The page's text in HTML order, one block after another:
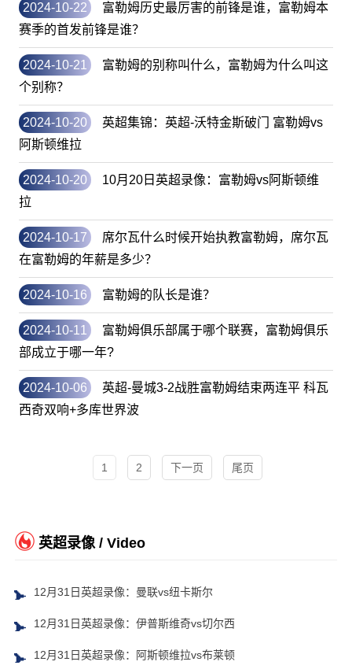
2024-10-22
富勒姆历史最厉害的前锋是谁，富勒姆本
赛季的首发前锋是谁？
2024-10-21
富勒姆的别称叫什么，富勒姆为什么叫这
个别称？
2024-10-20
英超集锦：英超-沃特金斯破门 富勒姆vs
阿斯顿维拉
2024-10-20
10月20日英超录像：富勒姆vs阿斯顿维
拉
2024-10-17
席尔瓦什么时候开始执教富勒姆，席尔瓦
在富勒姆的年薪是多少？
2024-10-16 富勒姆的队长是谁？
2024-10-11
富勒姆俱乐部属于哪个联赛，富勒姆俱乐
部成立于哪一年?
2024-10-06
英超-曼城3-2战胜富勒姆结束两连平 科瓦
西奇双响+多库世界波
1 2 下一页 尾页
英超录像 / Video
12月31日英超录像：曼联vs纽卡斯尔
12月31日英超录像：伊普斯维奇vs切尔西
12月31日英超录像：阿斯顿维拉vs布莱顿